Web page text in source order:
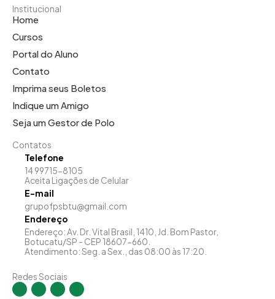
Institucional
Home
Cursos
Portal do Aluno
Contato
Imprima seus Boletos
Indique um Amigo
Seja um Gestor de Polo
Contatos
Telefone
14 99715-8105
Aceita Ligações de Celular
E-mail
grupofpsbtu@gmail.com
Endereço
Endereço: Av. Dr. Vital Brasil, 1410, Jd. Bom Pastor,
Botucatu/SP - CEP 18607-660.
Atendimento: Seg. a Sex., das 08:00 às 17:20.
Redes Sociais
I
F
Y
L